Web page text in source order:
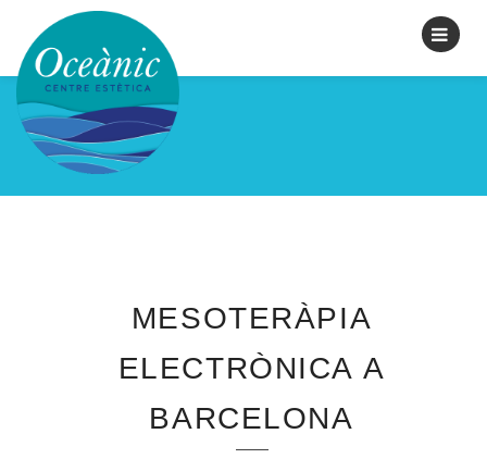
RESERVAR CITA
MESOTERÀPIA
ELECTRÒNICA A
BARCELONA